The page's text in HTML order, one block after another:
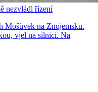
nezvládl řízení
Mošůvek na Znojemsku.
vjel na silnici. Na